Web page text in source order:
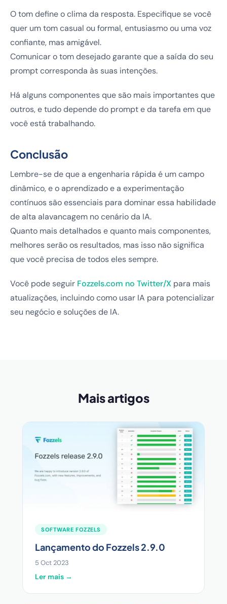
O tom define o clima da resposta. Especifique se você
quer um tom casual ou formal, entusiasmo ou uma voz
confiante, mas amigável.
Comunicar o tom desejado garante que a saída do seu
prompt corresponda às suas intenções.
Há alguns componentes que são mais importantes que
outros, e tudo depende do prompt e da tarefa em que
você está trabalhando.
Conclusão
Lembre-se de que a engenharia rápida é um campo
dinâmico, e o aprendizado e a experimentação
contínuos são essenciais para dominar essa habilidade
de alta alavancagem no cenário da IA.
Quanto mais detalhados e quanto mais componentes,
melhores serão os resultados, mas isso não significa
que você precisa de todos eles sempre.
Você pode seguir Fozzels.com no Twitter/X para mais
atualizações, incluindo como usar IA para potencializar
seu negócio e soluções de IA.
Mais artigos
SOFTWARE FOZZELS
Lançamento do Fozzels 2.9.0
5 Oct 2023
Ler mais →